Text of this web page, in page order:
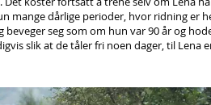
mange dårlige perioder, hvor ridning er
beveger seg som om hun var 90 år og
slik at de tåler fri noen dager, til Lena